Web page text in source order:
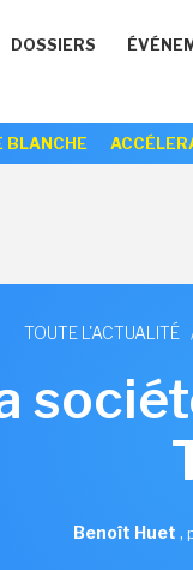
DOSSIERS
BLANCHE
TOUTE L'ACTUALITÉ
Benoît Huet ,